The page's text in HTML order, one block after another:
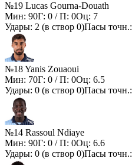
№19 Lucas Gourna-Douath
Мин: 90Г: 0 / П: 0Оц: 7
Удары: 2 (в створ 0)Пасы точн.:
№18 Yanis Zouaoui
Мин: 70Г: 0 / П: 0Оц: 6.5
Удары: 0 (в створ 0)Пасы точн.:
№14 Rassoul Ndiaye
Мин: 90Г: 0 / П: 0Оц: 6.6
Удары: 0 (в створ 0)Пасы точн.: